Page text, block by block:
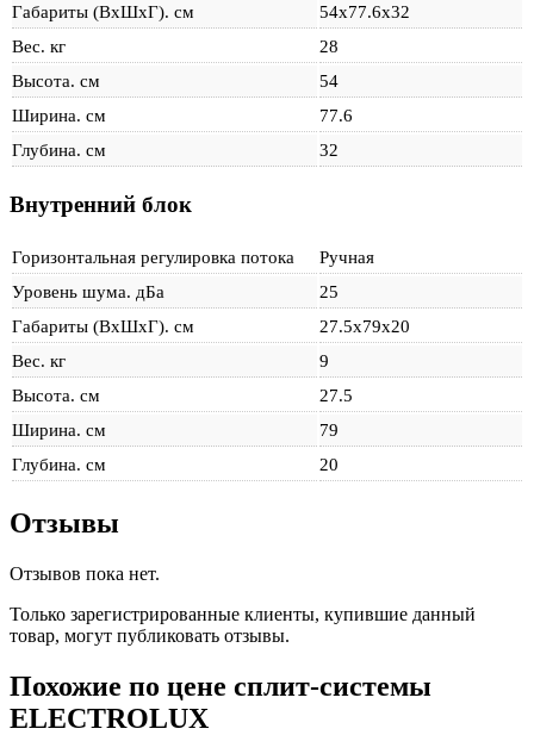
Габариты (ВхШхГ). см
54х77.6х32
Вес. кг
28
Высота. см
54
Ширина. см
77.6
Глубина. см
32
Внутренний блок
Горизонтальная регулировка потока
Ручная
Уровень шума. дБа
25
Габариты (ВхШхГ). см
27.5x79x20
Вес. кг
9
Высота. см
27.5
Ширина. см
79
Глубина. см
20
Отзывы
Отзывов пока нет.
Только зарегистрированные клиенты, купившие данный
товар, могут публиковать отзывы.
Похожие по цене сплит-системы
ELECTROLUX